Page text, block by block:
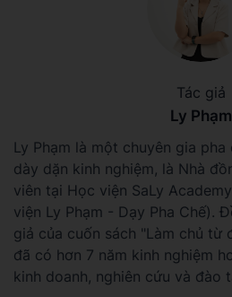
Tác giả
Ly Phạm
Ly Phạm là một chuyên gia
dày dặn kinh nghiệm, là Nhà
viên tại Học viện SaLy
viện Ly Phạm - Dạy Pha Chế).
giả của cuốn sách "Làm chủ từ
đã có hơn 7 năm kinh nghiệm
kinh doanh, nghiên cứu và đào